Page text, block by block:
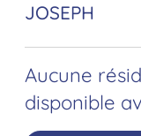
JOSEPH
Aucune
disponible